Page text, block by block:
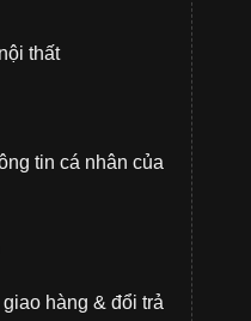
thất
tin cá nhân của
hàng & đổi trả